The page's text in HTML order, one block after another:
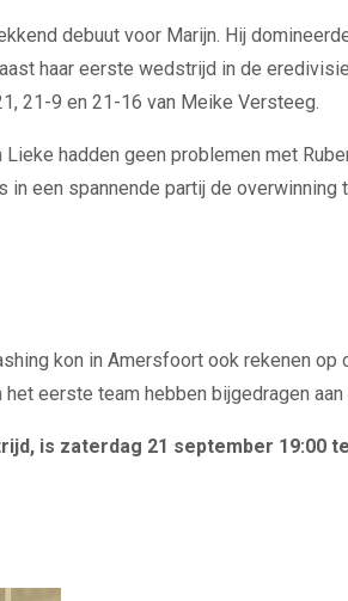
debuut voor Marijn. Hij
haar eerste wedstrijd in de
21-9 en 21-16 van Meike Versteeg.
hadden geen problemen met
in een spannende partij de
kon in Amersfoort ook rekenen
eerste team hebben bijgedragen
is zaterdag 21 september 19:00